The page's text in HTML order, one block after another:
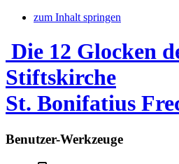
zum Inhalt springen
Die 12 Glocken
Stiftskirche
St. Bonifatius
Benutzer-Werkzeuge